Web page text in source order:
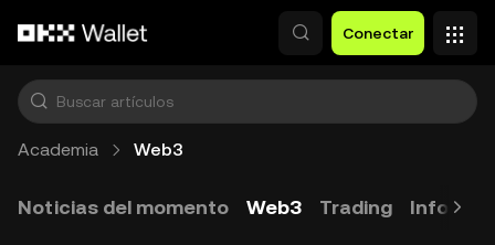
Conectar
Academia Web3
Noticias del momento Web3 Trading